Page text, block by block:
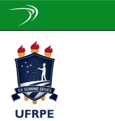
navigation